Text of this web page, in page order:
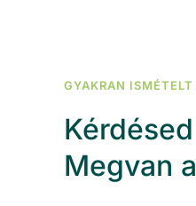
GYAKRAN ISMÉTELT
Megvan